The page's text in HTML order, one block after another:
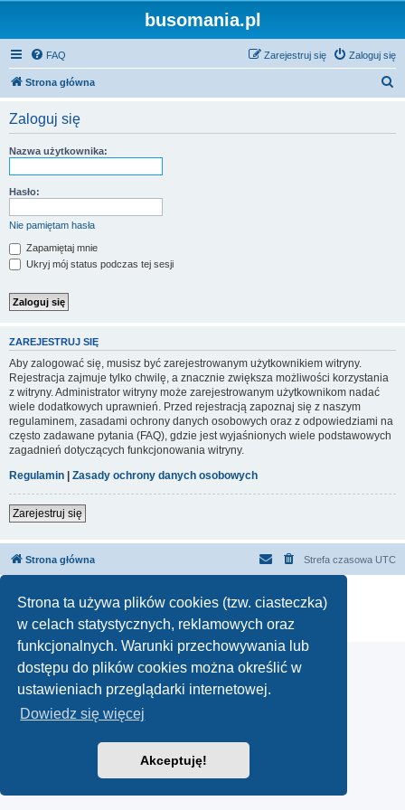
Strona ta używa plików cookies (tzw. ciasteczka)
w celach statystycznych, reklamowych oraz
funkcjonalnych. Warunki przechowywania lub
dostępu do plików cookies można określić w
ustawieniach przeglądarki internetowej.
Dowiedz się więcej
Akceptuję!
busomania.pl
FAQ Zaloguj się
Zarejestruj się
Strona główna
Zaloguj się
Nazwa użytkownika:
Hasło:
Nie pamiętam hasła
Zapamiętaj mnie
Ukryj mój status podczas tej sesji
ZAREJESTRUJ SIĘ
Aby zalogować się, musisz być zarejestrowanym użytkownikiem witryny.
Rejestracja zajmuje tylko chwilę, a znacznie zwiększa możliwości korzystania
z witryny. Administrator witryny może zarejestrowanym użytkownikom nadać
wiele dodatkowych uprawnień. Przed rejestracją zapoznaj się z naszym
regulaminem, zasadami ochrony danych osobowych oraz z odpowiedziami na
często zadawane pytania (FAQ), gdzie jest wyjaśnionych wiele podstawowych
zagadnień dotyczących funkcjonowania witryny.
Regulamin | Zasady ochrony danych osobowych
Zarejestruj się
Strona główna Strefa czasowa UTC
Polski pakiet językowy dostarcza phpBB.pl
Zasady ochrony danych osobowych|Regulamin